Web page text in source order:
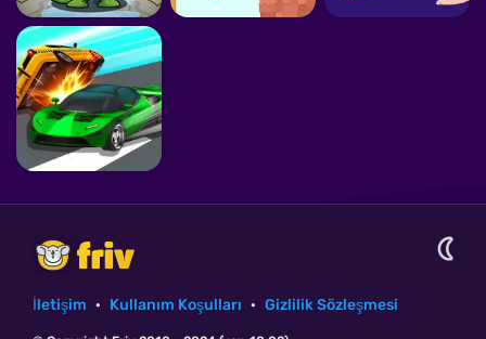
İletişim · Kullanım Koşulları · Gizlilik Sözleşmesi